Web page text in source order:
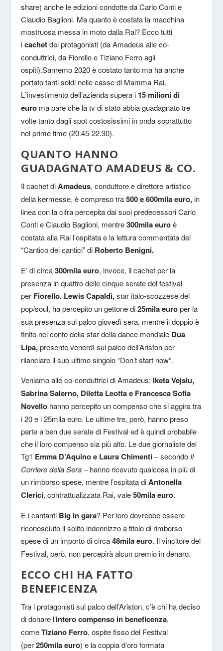
share) anche le edizioni condotte da Carlo Conti e
Claudio Baglioni. Ma quanto è costata la macchina
mostruosa messa in moto dalla Rai? Ecco tutti
icachetdei protagonisti (da Amadeus alle co-
conduttrici, da Fiorello e Tiziano Ferro agli
ospiti).Sanremo 2020 è costato tanto ma ha anche
portato tanti soldi nelle casse di Mamma Rai.
L’investimento dell’azienda supera i 15 milioni di
euro ma pare che la tv di stato abbia guadagnato tre
volte tanto dagli spot costosissimi in onda soprattutto
nel prime time (20.45-22.30).
QUANTO HANNO
GUADAGNATO AMADEUS & CO.
Il cachet di Amadeus, conduttore e direttore artistico
della kermesse, è compreso tra500 e 600mila euro, in
linea con la cifra percepita dai suoi predecessori Carlo
Conti e Claudio Baglioni, mentre300mila euroè
costata alla Rai l’ospitata e la lettura commentata del
“Cantico dei cantici” di Roberto Benigni.
E’ di circa300mila euro, invece, il cachet per la
presenza in quattro delle cinque serate del festival
per Fiorello. Lewis Capaldi,star italo-scozzese del
pop/soul, ha percepito un gettone di25mila europer la
sua presenza sul palco giovedì sera, mentre il doppio è
finito nel conto della star della dance mondiale Dua
Lipa,presente venerdì sul palco dell’Ariston per
rilanciare il suo ultimo singolo “Don’t start now”.
Veniamo alle co-conduttrici di Amadeus: lketa Vejsiu,
Sabrina Salerno, Diletta Leotta e Francesca Sofia
Novello hanno percepito un compenso che si aggira tra
i 20 e i 25mila euro. Le ultime tre, però, hanno preso
parte a ben due serate di Festival ed è quindi probabile
che il loro compenso sia più alto. Le due giornaliste del
Tg1 Emma D’Aquino e Laura Chimenti– secondo Il
Corriere della Sera– hanno ricevuto qualcosa in più di
un rimborso spese, mentre l’ospitata di Antonella
Clerici, contrattualizzata Rai, vale50mila euro.
E i cantanti Big in gara? Per loro dovrebbe essere
riconosciuto il solito indennizzo a titolo di rimborso
spese di un importo di circa48mila euro. Il vincitore del
Festival, però, non percepirà alcun premio in denaro.
ECCO CHI HA FATTO
BENEFICENZA
Tra i protagonisti sul palco dell’Ariston, c’è chi ha deciso
di donare l’intero compenso in beneficenza,
comeTiziano Ferro, ospite fisso del Festival
(per250mila euro) e la coppia d’oro formata